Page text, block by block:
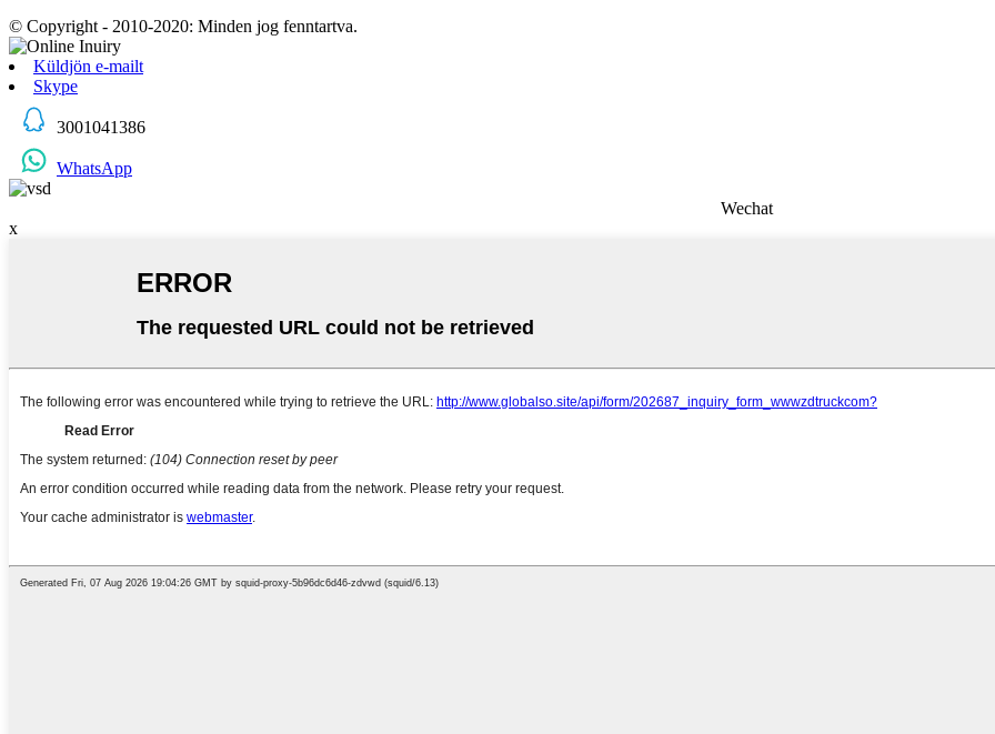
© Copyright - 2010-2020: Minden jog fenntartva.
Küldjön e-mailt
Skype
3001041386
WhatsApp
Wechat
x